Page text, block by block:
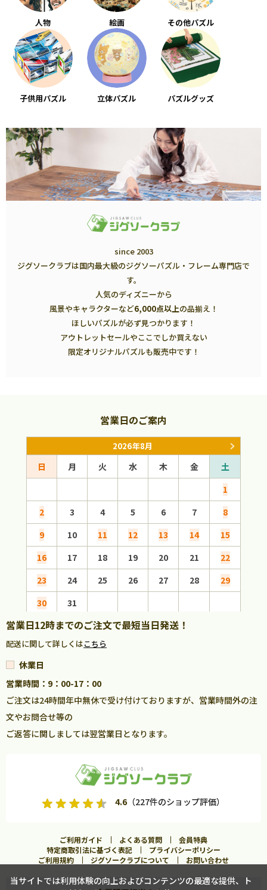
人物 絵画 その他パズル
子供用パズル 立体パズル パズルグッズ
since 2003
ジグソークラブは国内最大級のジグソーパズル・フレーム専門店で
す。
人気のディズニーから
風景やキャラクターなど6,000点以上の品揃え！
ほしいパズルが必ず見つかります！
アウトレットセールやここでしか買えない
限定オリジナルパズルも販売中です！
営業日のご案内
2026年8月
日 月 火 水 木 金
土
1
2
3 4 5 6 7
8
9
10 11 12 13 14
15
16
17 18 19 20 21
22
23
24 25 26 27 28
29
30
31
営業日12時までのご注文で最短当日発送！
配送に関して詳しくはこちら
休業日
営業時間：9：00-17：00
ご注文は24時間年中無休で受け付けておりますが、営業時間外の注
文やお問合せ等の
ご返答に関しましては翌営業日となります。
4.6（227件のショップ評価）
ご利用ガイド よくある質問
会員特典
特定商取引法に基づく表記
プライバシーポリシー
ご利用規約
ジグソークラブについて お問い合わせ
当サイトでは利用体験の向上およびコンテンツの最適な提供、ト